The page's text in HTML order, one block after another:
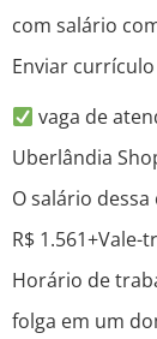
com salário
Enviar currículo
vaga de
Uberlândia
O salário
R$
Horário de
folga em um